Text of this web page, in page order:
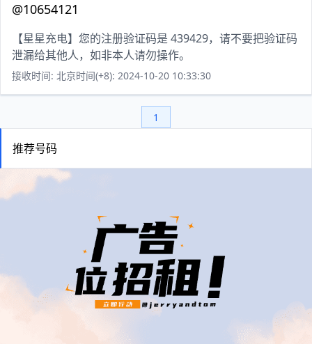
@10654121
【星星充电】您的注册验证码是 439429，请不要把验证码
泄漏给其他人，如非本人请勿操作。
接收时间: 北京时间(+8): 2024-10-20 10:33:30
1
推荐号码